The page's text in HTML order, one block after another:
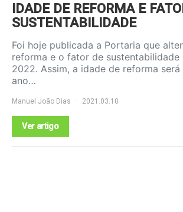
IDADE DE REFORMA E
SUSTENTABILIDADE
Foi hoje publicada a Portaria que
reforma e o fator de sustentabilidade
2022. Assim, a idade de reforma
ano…
Manuel João Dias 2021.03.10
Ver artigo